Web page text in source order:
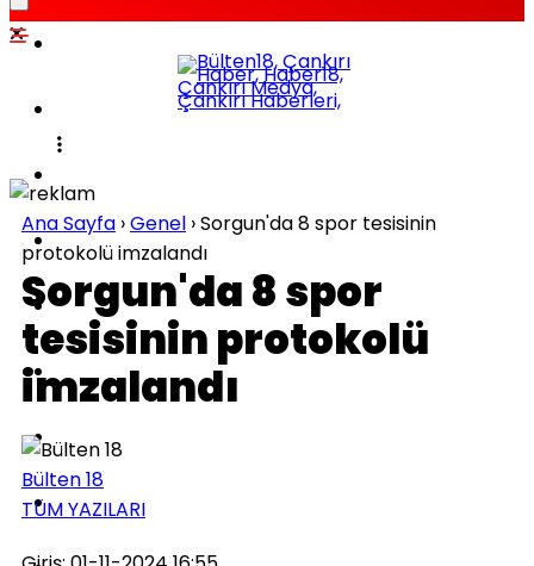
KÜLTÜR-SANAT
SPOR
EĞITIM
SAĞLIK
TEKNOLOJI
İLÇELER
Ana Sayfa ›Genel ›Sorgun'da 8 spor tesisinin
protokolü imzalandı
Sorgun'da 8 spor
tesisinin protokolü
imzalandı
Bülten 18
TÜM YAZILARI